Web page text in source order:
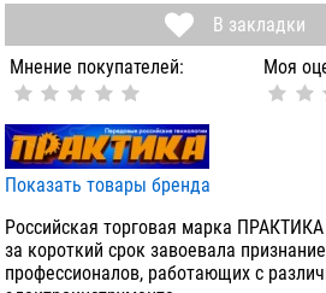
В закладки
Мнение покупателей:
Моя
Показать товары бренда
Российская торговая марка
за короткий срок завоевала
профессионалов, работающих с